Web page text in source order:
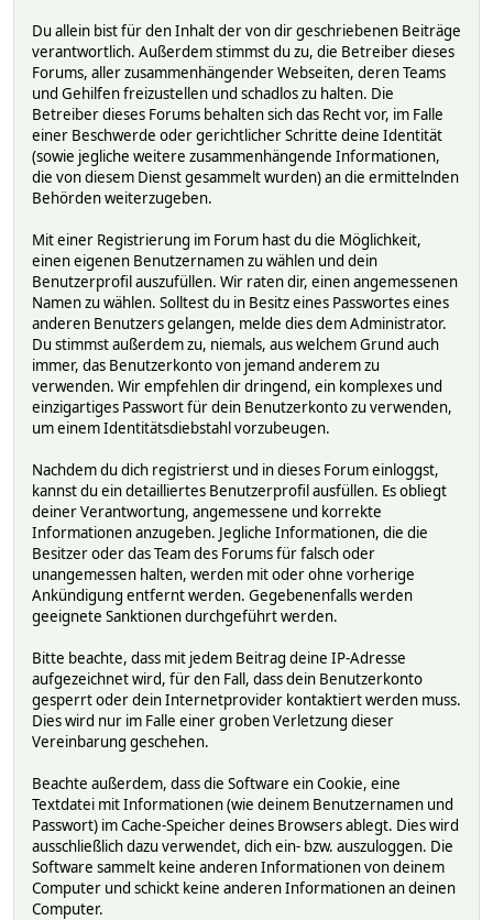
Du allein bist für den Inhalt der von dir geschriebenen Beiträge
verantwortlich. Außerdem stimmst du zu, die Betreiber dieses
Forums, aller zusammenhängender Webseiten, deren Teams
und Gehilfen freizustellen und schadlos zu halten. Die
Betreiber dieses Forums behalten sich das Recht vor, im Falle
einer Beschwerde oder gerichtlicher Schritte deine Identität
(sowie jegliche weitere zusammenhängende Informationen,
die von diesem Dienst gesammelt wurden) an die ermittelnden
Behörden weiterzugeben.
Mit einer Registrierung im Forum hast du die Möglichkeit,
einen eigenen Benutzernamen zu wählen und dein
Benutzerprofil auszufüllen. Wir raten dir, einen angemessenen
Namen zu wählen. Solltest du in Besitz eines Passwortes eines
anderen Benutzers gelangen, melde dies dem Administrator.
Du stimmst außerdem zu, niemals, aus welchem Grund auch
immer, das Benutzerkonto von jemand anderem zu
verwenden. Wir empfehlen dir dringend, ein komplexes und
einzigartiges Passwort für dein Benutzerkonto zu verwenden,
um einem Identitätsdiebstahl vorzubeugen.
Nachdem du dich registrierst und in dieses Forum einloggst,
kannst du ein detailliertes Benutzerprofil ausfüllen. Es obliegt
deiner Verantwortung, angemessene und korrekte
Informationen anzugeben. Jegliche Informationen, die die
Besitzer oder das Team des Forums für falsch oder
unangemessen halten, werden mit oder ohne vorherige
Ankündigung entfernt werden. Gegebenenfalls werden
geeignete Sanktionen durchgeführt werden.
Bitte beachte, dass mit jedem Beitrag deine IP-Adresse
aufgezeichnet wird, für den Fall, dass dein Benutzerkonto
gesperrt oder dein Internetprovider kontaktiert werden muss.
Dies wird nur im Falle einer groben Verletzung dieser
Vereinbarung geschehen.
Beachte außerdem, dass die Software ein Cookie, eine
Textdatei mit Informationen (wie deinem Benutzernamen und
Passwort) im Cache-Speicher deines Browsers ablegt. Dies wird
ausschließlich dazu verwendet, dich ein- bzw. auszuloggen. Die
Software sammelt keine anderen Informationen von deinem
Computer und schickt keine anderen Informationen an deinen
Computer.